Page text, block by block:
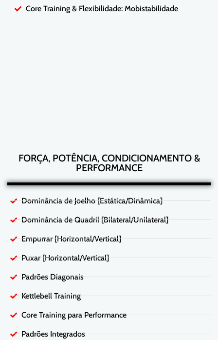
Core Training & Flexibilidade: Mobistabilidade
FORÇA, POTÊNCIA, CONDICIONAMENTO &
PERFORMANCE
Dominância de Joelho [Estática/Dinâmica]
Dominância de Quadril [Bilateral/Unilateral]
Empurrar [Horizontal/Vertical]
Puxar [Horizontal/Vertical]
Padrões Diagonais
Kettlebell Training
Core Training para Performance
Padrões Integrados